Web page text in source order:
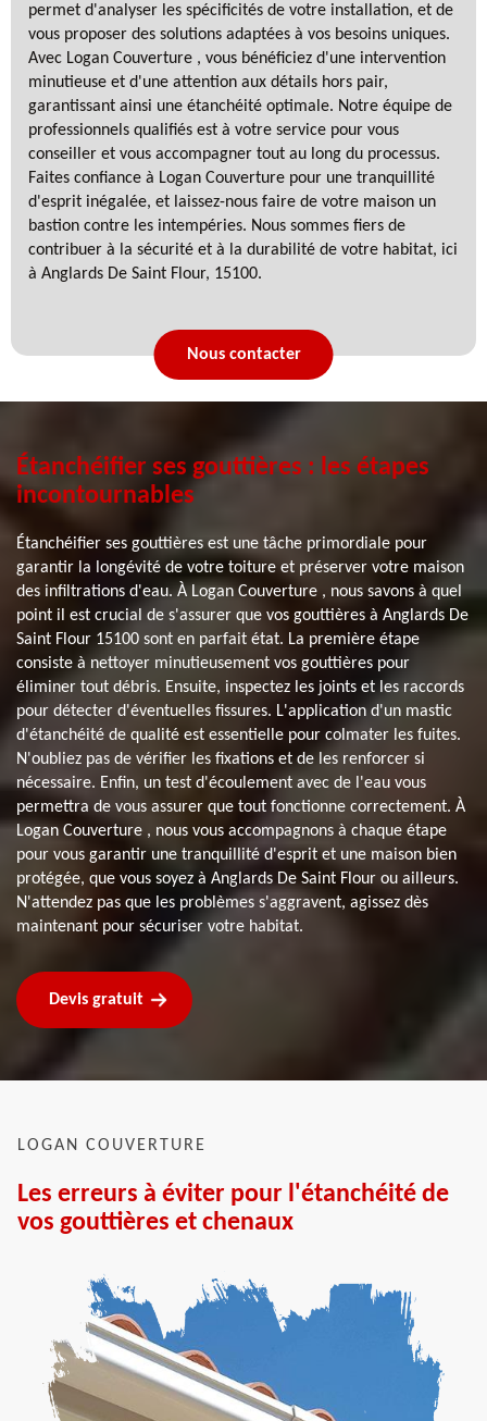
permet d'analyser les spécificités de votre installation, et de
vous proposer des solutions adaptées à vos besoins uniques.
Avec Logan Couverture , vous bénéficiez d'une intervention
minutieuse et d'une attention aux détails hors pair,
garantissant ainsi une étanchéité optimale. Notre équipe de
professionnels qualifiés est à votre service pour vous
conseiller et vous accompagner tout au long du processus.
Faites confiance à Logan Couverture pour une tranquillité
d'esprit inégalée, et laissez-nous faire de votre maison un
bastion contre les intempéries. Nous sommes fiers de
contribuer à la sécurité et à la durabilité de votre habitat, ici
à Anglards De Saint Flour, 15100.
Nous contacter
Étanchéifier ses gouttières : les étapes
incontournables
Étanchéifier ses gouttières est une tâche primordiale pour
garantir la longévité de votre toiture et préserver votre maison
des infiltrations d'eau. À Logan Couverture , nous savons à quel
point il est crucial de s'assurer que vos gouttières à Anglards De
Saint Flour 15100 sont en parfait état. La première étape
consiste à nettoyer minutieusement vos gouttières pour
éliminer tout débris. Ensuite, inspectez les joints et les raccords
pour détecter d'éventuelles fissures. L'application d'un mastic
d'étanchéité de qualité est essentielle pour colmater les fuites.
N'oubliez pas de vérifier les fixations et de les renforcer si
nécessaire. Enfin, un test d'écoulement avec de l'eau vous
permettra de vous assurer que tout fonctionne correctement. À
Logan Couverture , nous vous accompagnons à chaque étape
pour vous garantir une tranquillité d'esprit et une maison bien
protégée, que vous soyez à Anglards De Saint Flour ou ailleurs.
N'attendez pas que les problèmes s'aggravent, agissez dès
maintenant pour sécuriser votre habitat.
Devis gratuit
LOGAN COUVERTURE
Les erreurs à éviter pour l'étanchéité de
vos gouttières et chenaux